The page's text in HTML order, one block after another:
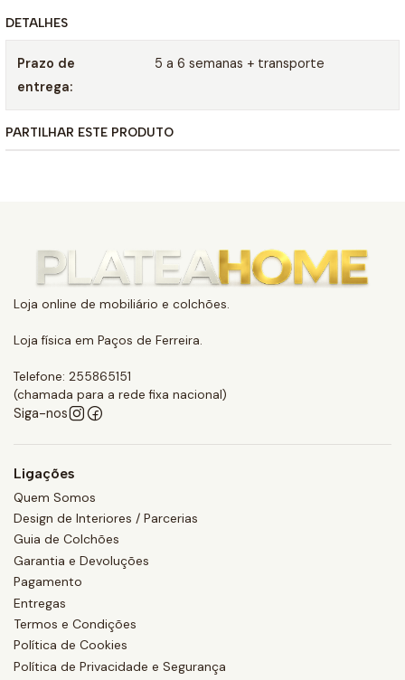
DETALHES
Prazo de
entrega:
5 a 6 semanas + transporte
PARTILHAR ESTE PRODUTO
Loja online de mobiliário e colchões.
Loja física em Paços de Ferreira.
Telefone: 255865151
(chamada para a rede fixa nacional)
Siga-nos
Ligações
Quem Somos
Design de Interiores / Parcerias
Guia de Colchões
Garantia e Devoluções
Pagamento
Entregas
Termos e Condições
Política de Cookies
Política de Privacidade e Segurança